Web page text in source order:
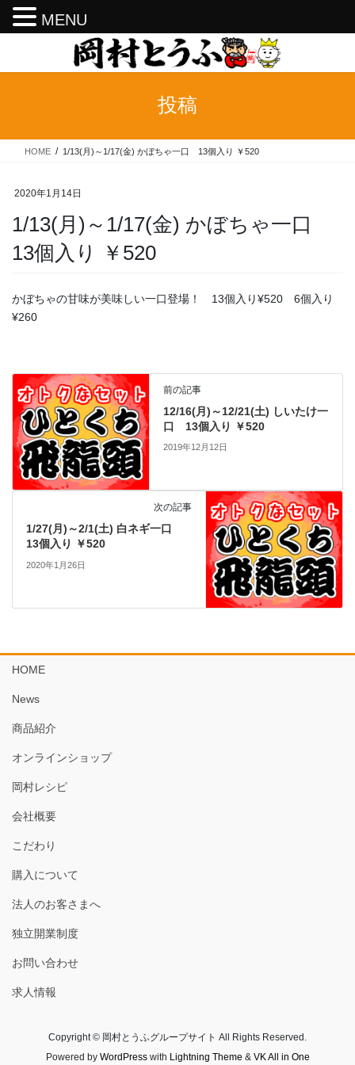
テ
ス
ゲ
ン
投稿
HOME 1/13(月)～1/17(金) かぼちゃ一口 13個入り ￥520
2020年1月14日
1/13(月)～1/17(金) かぼちゃ一口
13個入り ￥520
かぼちゃの甘味が美味しい一口登場！ 13個入り¥520 6個入り
¥260
前の記事
12/16(月)～12/21(土) しいたけ一
口 13個入り ￥520
2019年12月12日
次の記事
1/27(月)～2/1(土) 白ネギ一口
13個入り ￥520
2020年1月26日
HOME
News
商品紹介
オンラインショップ
岡村レシピ
会社概要
こだわり
購入について
法人のお客さまへ
独立開業制度
お問い合わせ
求人情報
Copyright © 岡村とうふグループサイト All Rights Reserved.
Powered by WordPresswith Lightning Theme & VK All in One
MENU